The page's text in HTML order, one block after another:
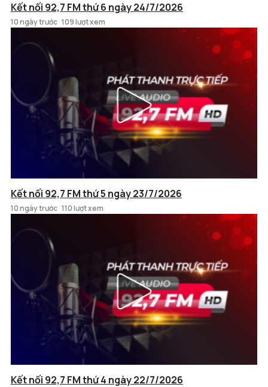
Kết nối 92,7 FM thứ 6 ngày 24/7/2026
10 ngày trước 109 lượt xem
Kết nối 92,7 FM thứ 5 ngày 23/7/2026
10 ngày trước 110 lượt xem
Kết nối 92,7 FM thứ 4 ngày 22/7/2026